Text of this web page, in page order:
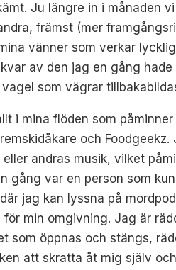
Ju längre in i månaden
främst (mer
vänner som verkar
av den jag en gång
som vägrar
i mina flöden som påminner
och Foodgeekz.
andras musik, vilket
gång var en person som
jag kan lyssna på
min omgivning. Jag är
som öppnas och stängs,
att skratta åt mig själv